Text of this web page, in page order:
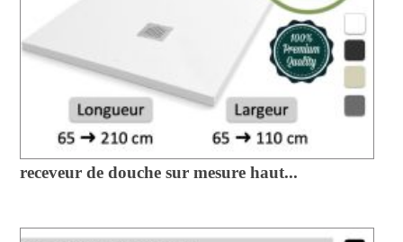
receveur de douche sur mesure haut...